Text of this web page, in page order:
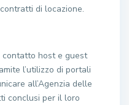
di locazione.
contatto host e guest
l’utilizzo di portali
all’Agenzia delle
conclusi per il loro